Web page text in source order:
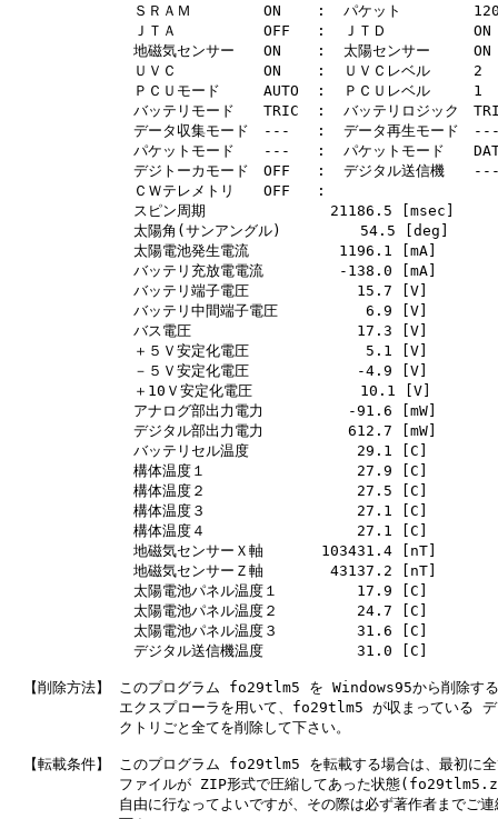
ＳＲＡＭ　　　　　ON    :  パケット　　　　　
ＪＴＡ　　　　　　OFF   :  ＪＴＤ　　　　　　ON
地磁気センサー　　ON    :  太陽センサー　　　ON
ＵＶＣ　　　　　　ON    :  ＵＶＣレベル　　　2
ＰＣＵモード　　　AUTO  :  ＰＣＵレベル　　　1
バッテリモード　　TRIC  :  バッテリロジック　
データ収集モード　---   :  データ再生モード　
パケットモード　　---   :  パケットモード　　
デジトーカモード　OFF   :  デジタル送信機　　
ＣＷテレメトリ　　OFF   :
スピン周期　　　　　　　　 21186.5 [msec]
太陽角(サンアングル)　　　    54.5 [deg]
太陽電池発生電流　　　　　  1196.1 [mA]
バッテリ充放電電流　　　　  -138.0 [mA]
バッテリ端子電圧　　　　　    15.7 [V]
バッテリ中間端子電圧　　　     6.9 [V]
バス電圧　　　　　　　　　    17.3 [V]
＋５Ｖ安定化電圧　　　　　     5.1 [V]
－５Ｖ安定化電圧　　　　　    -4.9 [V]
＋10Ｖ安定化電圧　　　　　    10.1 [V]
アナログ部出力電力　　　　   -91.6 [mW]
デジタル部出力電力　　　　   612.7 [mW]
バッテリセル温度　　　　　    29.1 [C]
構体温度１　　　　　　　　    27.9 [C]
構体温度２　　　　　　　　    27.5 [C]
構体温度３　　　　　　　　    27.1 [C]
構体温度４　　　　　　　　    27.1 [C]
地磁気センサーＸ軸　　　　103431.4 [nT]
地磁気センサーＺ軸　　　　 43137.2 [nT]
太陽電池パネル温度１　　　    17.9 [C]
太陽電池パネル温度２　　　    24.7 [C]
太陽電池パネル温度３　　　    31.6 [C]
デジタル送信機温度　　　　    31.0 [C]
【削除方法】 このプログラム fo29tlm5 を Windows95から削除す
エクスプローラを用いて、fo29tlm5 が収まっている デ
クトリごと全てを削除して下さい。
【転載条件】 このプログラム fo29tlm5 を転載する場合は、最初に全
ファイルが ZIP形式で圧縮してあった状態
自由に行なってよいですが、その際は必ず著作者までご連